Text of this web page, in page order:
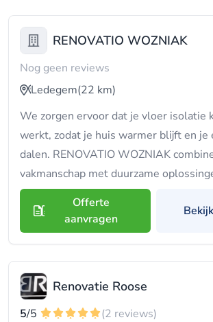
RENOVATIO WOZNIAK
Nog geen reviews
Ledegem(22 km)
We zorgen ervoor dat je vloer isolatie
werkt, zodat je huis warmer blijft en je
dalen. RENOVATIO WOZNIAK
vakmanschap met duurzame
Offerte
aanvragen
Renovatie Roose
5/5
(2 reviews)